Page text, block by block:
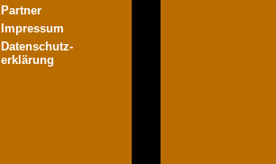
Partner
Impressum
Datenschutz-
erklärung